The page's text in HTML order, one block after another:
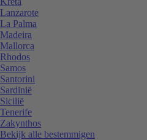
Lanzarote
La Palma
Madeira
Mallorca
Rhodos
Samos
Santorini
Sardinië
Sicilië
Tenerife
Zakynthos
Bekijk alle bestemmigen